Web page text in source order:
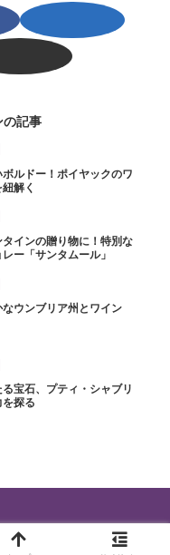
の記事
ボルドー！ポイヤックのワ
解く
タインの贈り物に！特別な
ー「サンタムール」
なウンブリア州とワイン
る宝石、プティ・シャブリ
探る
しむ知識.